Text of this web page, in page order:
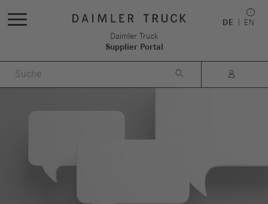
DE
EN
Daimler Truck
Supplier Portal
 